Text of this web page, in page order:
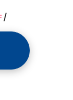
/